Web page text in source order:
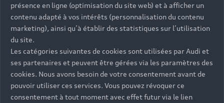
présence en ligne (optimisation du site web) et à afficher un
contenu adapté à vos intérêts (personnalisation du contenu
marketing), ainsi qu’à établir des statistiques sur l’utilisation
du site.
Les catégories suivantes de cookies sont utilisées par Audi et
ses partenaires et peuvent être gérées via les paramètres des
cookies. Nous avons besoin de votre consentement avant de
pouvoir utiliser ces services. Vous pouvez révoquer ce
consentement à tout moment avec effet futur via le lien